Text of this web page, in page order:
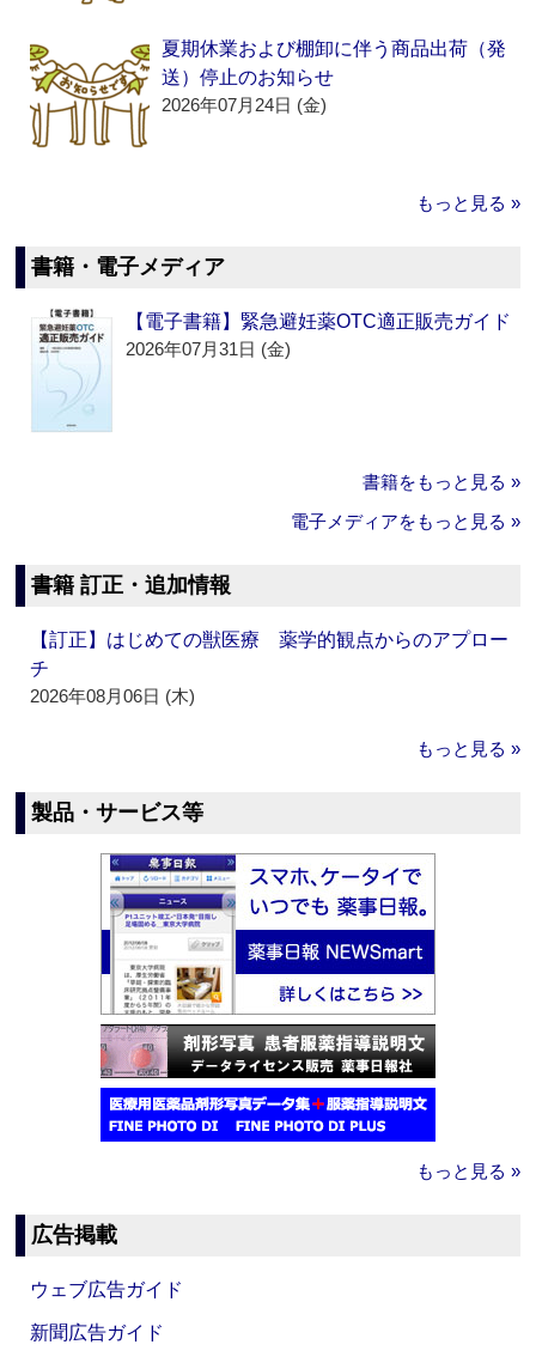
夏期休業および棚卸に伴う商品出荷（発
送）停止のお知らせ
2026年07月24日 (金)
もっと見る »
書籍・電子メディア
【電子書籍】緊急避妊薬OTC適正販売ガイド
2026年07月31日 (金)
書籍をもっと見る »
電子メディアをもっと見る »
書籍 訂正・追加情報
【訂正】はじめての獣医療 薬学的観点からのアプロー
チ
2026年08月06日 (木)
もっと見る »
製品・サービス等
もっと見る »
広告掲載
ウェブ広告ガイド
新聞広告ガイド